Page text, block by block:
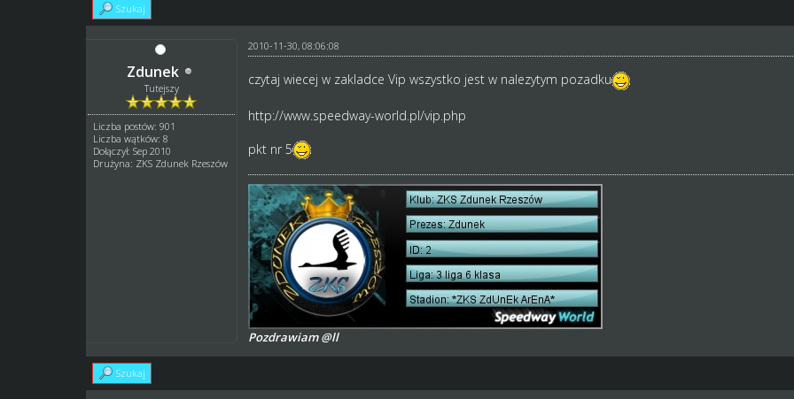
Szukaj
Zdunek
Tutejszy
Liczba postów: 901
Liczba wątków: 8
Dołączył: Sep 2010
Drużyna: ZKS Zdunek Rzeszów
2010-11-30, 08:06:08
czytaj wiecej w zakladce Vip wszystko jest w nalezytym pozadku
http://www.speedway-world.pl/vip.php
pkt nr 5
Pozdrawiam @ll
Szukaj